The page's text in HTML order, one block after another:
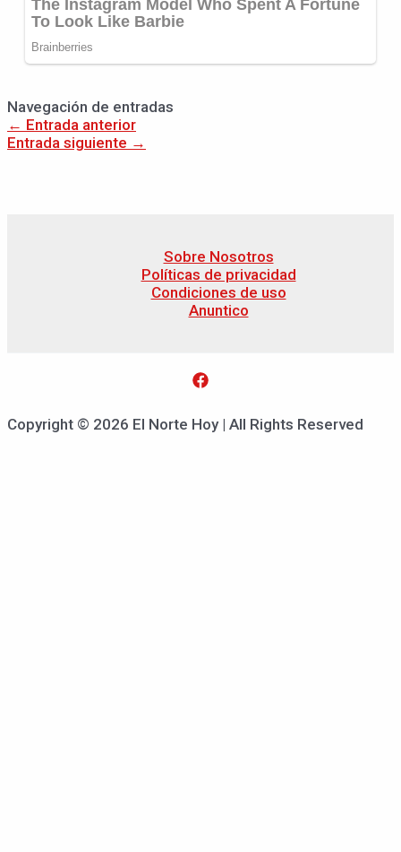
Navegación de entradas
← Entrada anterior
Entrada siguiente →
Sobre Nosotros
Políticas de privacidad
Condiciones de uso
Anuntico
Copyright © 2026 El Norte Hoy | All Rights Reserved